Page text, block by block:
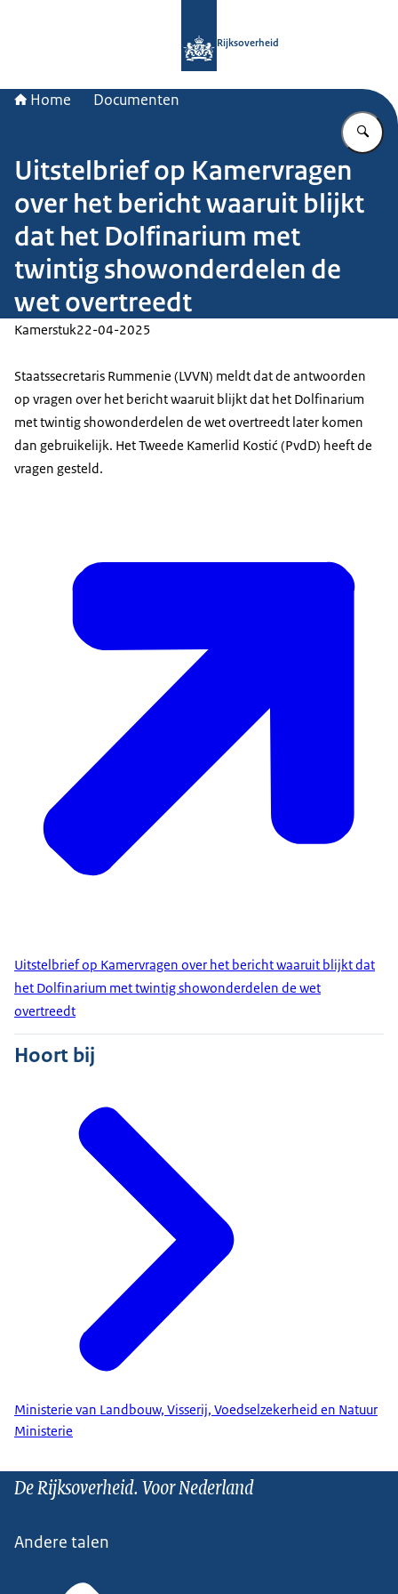
Rijksoverheid
Home Documenten
Uitstelbrief op Kamervragen
over het bericht waaruit blijkt
dat het Dolfinarium met
twintig showonderdelen de
wet overtreedt
Kamerstuk22-04-2025
Staatssecretaris Rummenie (LVVN) meldt dat de antwoorden
op vragen over het bericht waaruit blijkt dat het Dolfinarium
met twintig showonderdelen de wet overtreedt later komen
dan gebruikelijk. Het Tweede Kamerlid Kostić (PvdD) heeft de
vragen gesteld.
Uitstelbrief op Kamervragen over het bericht waaruit blijkt dat
het Dolfinarium met twintig showonderdelen de wet
overtreedt
Hoort bij
Ministerie van Landbouw, Visserij, Voedselzekerheid en Natuur
Ministerie
De Rijksoverheid. Voor Nederland
Andere talen